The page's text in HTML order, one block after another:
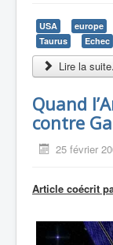
USA europe
Taurus
Echec
Lire la
Quand
contre
25 février
Article coécrit